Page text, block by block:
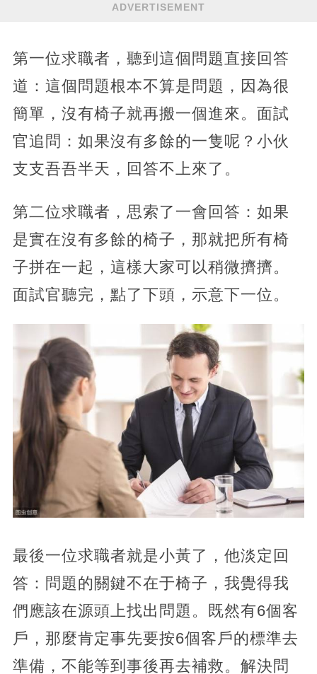
ADVERTISEMENT
第一位求職者，聽到這個問題直接回答
道：這個問題根本不算是問題，因為很
簡單，沒有椅子就再搬一個進來。面試
官追問：如果沒有多餘的一隻呢？小伙
支支吾吾半天，回答不上來了。
第二位求職者，思索了一會回答：如果
是實在沒有多餘的椅子，那就把所有椅
子拼在一起，這樣大家可以稍微擠擠。
面試官聽完，點了下頭，示意下一位。
最後一位求職者就是小黃了，他淡定回
答：問題的關鍵不在于椅子，我覺得我
們應該在源頭上找出問題。既然有6個客
戶，那麼肯定事先要按6個客戶的標準去
準備，不能等到事後再去補救。解決問